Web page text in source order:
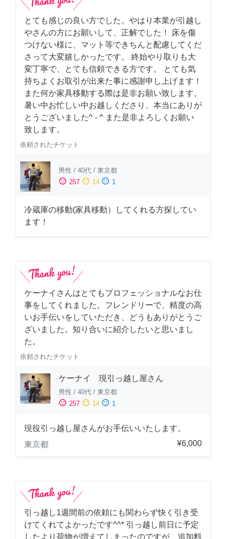
とても感じの良い方でした。やはり本業が引越し
やさんの方にお願いして、正解でした！ 床を傷
つけない様に、マット等できちんと配慮してくだ
さって大変嬉しかったです。 終始やり取りも大
変丁寧で、とても信頼できる方です。 とても気
持ちよくお取引が出来た事に感謝申し上げます！
また何か家具移動する際は是非お願い致します。
暑い中お忙しい中お越しくださり、本当にありが
とうございました^ - ^ また是非よろしくお願い
致します。
依頼されたチケット
男性 / 40代 / 東京都
sentiment_satisfied 257 sentiment_neutral 14 sentiment_dissatisfied 1
冷蔵庫の移動(家具移動）してくれる方探してい
ます！
ケーナイさんはとてもプロフェッショナルなお仕
事をしてくれました。フレンドリーで、精度の高
いお手伝いをしていただき、どうもありがとうご
ざいました。知り合いに紹介したいと思いまし
た。
依頼されたチケット
ケーナイ 現引っ越し屋さん
男性 / 40代 / 東京都
sentiment_satisfied 257 sentiment_neutral 14 sentiment_dissatisfied 1
現役引っ越し屋さんがお手伝いいたします。
東京都
¥6,000
引っ越し1週間前の依頼にも関わらず快く引き受
けてくれてよかったです^^* 引っ越し前日に予定
したより荷物が増えてしまったのですが、追加料